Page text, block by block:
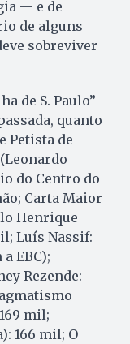
— e de
de alguns
sobreviver
de S. Paulo”
quanto
Petista de
do Centro do
Carta Maior
Henrique
Luís Nassif:
EBC);
Rezende:
mil;
166 mil; O